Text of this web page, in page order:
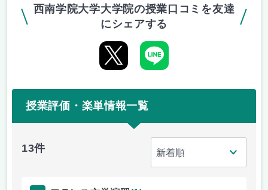
西南学院大学大学院の授業口コミを友達
にシェアする
授業評価・楽単情報一覧
13件